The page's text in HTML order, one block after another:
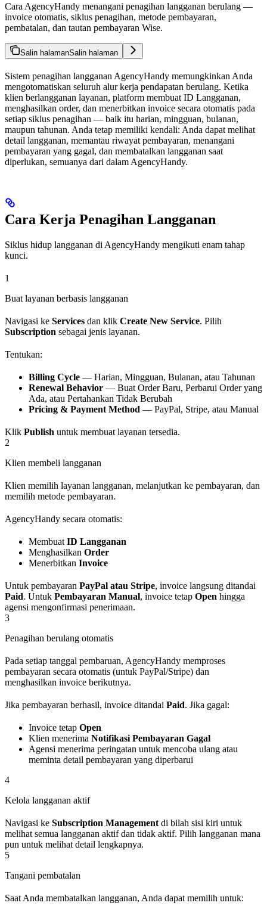
Cara AgencyHandy menangani penagihan langganan berulang —
invoice otomatis, siklus penagihan, metode pembayaran,
pembatalan, dan tautan pembayaran Wise.
Salin halamanSalin halaman
Sistem penagihan langganan AgencyHandy memungkinkan Anda
mengotomatiskan seluruh alur kerja pendapatan berulang. Ketika
klien berlangganan layanan, platform membuat ID Langganan,
menghasilkan order, dan menerbitkan invoice secara otomatis pada
setiap siklus penagihan — baik itu harian, mingguan, bulanan,
maupun tahunan. Anda tetap memiliki kendali: Anda dapat melihat
detail langganan, memantau riwayat pembayaran, menangani
pembayaran yang gagal, dan membatalkan langganan saat
diperlukan, semuanya dari dalam AgencyHandy.
Cara Kerja Penagihan Langganan
Siklus hidup langganan di AgencyHandy mengikuti enam tahap
kunci.
1
Buat layanan berbasis langganan
Navigasi ke Services dan klik Create New Service. Pilih
Subscription sebagai jenis layanan.
Tentukan:
Billing Cycle — Harian, Mingguan, Bulanan, atau Tahunan
Renewal Behavior — Buat Order Baru, Perbarui Order yang
Ada, atau Pertahankan Tidak Berubah
Pricing & Payment Method — PayPal, Stripe, atau Manual
Klik Publish untuk membuat layanan tersedia.
2
Klien membeli langganan
Klien memilih layanan langganan, melanjutkan ke pembayaran, dan
memilih metode pembayaran.
AgencyHandy secara otomatis:
Membuat ID Langganan
Menghasilkan Order
Menerbitkan Invoice
Untuk pembayaran PayPal atau Stripe, invoice langsung ditandai
Paid. Untuk Pembayaran Manual, invoice tetap Open hingga
agensi mengonfirmasi penerimaan.
3
Penagihan berulang otomatis
Pada setiap tanggal pembaruan, AgencyHandy memproses
pembayaran secara otomatis (untuk PayPal/Stripe) dan
menghasilkan invoice berikutnya.
Jika pembayaran berhasil, invoice ditandai Paid. Jika gagal:
Invoice tetap Open
Klien menerima Notifikasi Pembayaran Gagal
Agensi menerima peringatan untuk mencoba ulang atau
meminta detail pembayaran yang diperbarui
4
Kelola langganan aktif
Navigasi ke Subscription Management di bilah sisi kiri untuk
melihat semua langganan aktif dan tidak aktif. Pilih langganan mana
pun untuk melihat detail lengkapnya.
5
Tangani pembatalan
Saat Anda membatalkan langganan, Anda dapat memilih untuk: